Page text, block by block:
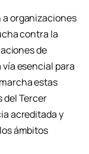
a organizaciones
contra la
de
esencial para
estas
del Tercer
acreditada y
ámbitos